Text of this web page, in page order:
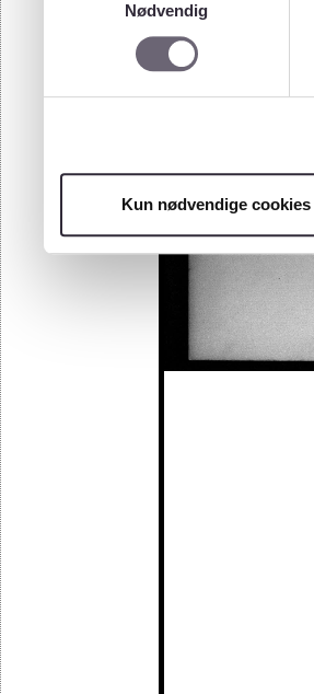
Nødvendig
Kun nødvendige cookies